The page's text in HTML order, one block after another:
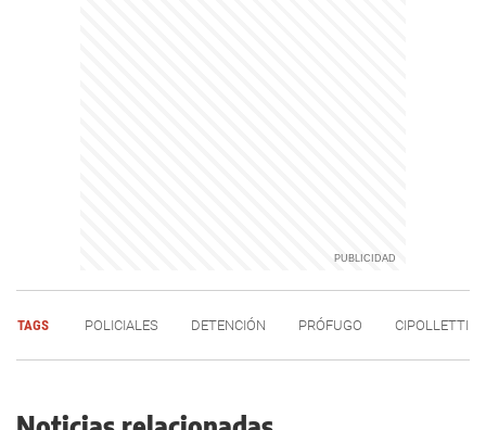
TAGS POLICIALES DETENCIÓN PRÓFUGO CIPOLLETTI